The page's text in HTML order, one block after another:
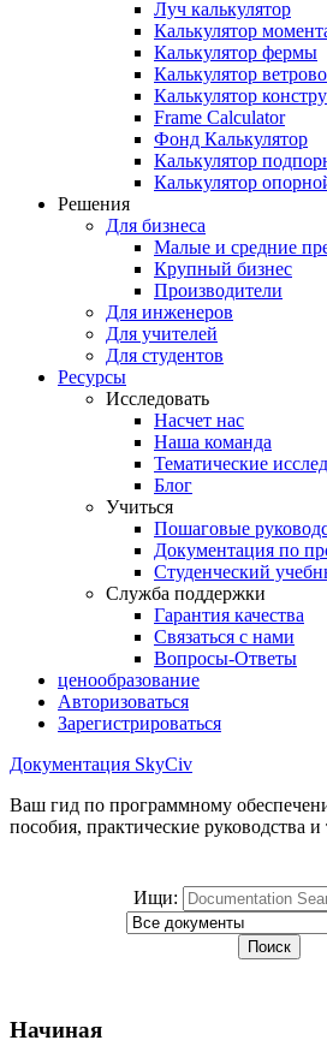
Луч калькулятор
Калькулятор
Калькулятор фермы
Калькулятор
Калькулятор
Frame Calculator
Фонд Калькулятор
Калькулятор
Калькулятор
Решения
Для бизнеса
Малые и средние
Крупный бизнес
Производители
Для инженеров
Для учителей
Для студентов
Ресурсы
Исследовать
Насчет нас
Наша команда
Тематические
Блог
Учиться
Пошаговые
Документация по
Студенческий
Служба поддержки
Гарантия качества
Связаться с нами
Вопросы-Ответы
ценообразование
Авторизоваться
Зарегистрироваться
Документация SkyCiv
Ваш гид по программному
пособия, практические руководства и
Ищи:
Начиная